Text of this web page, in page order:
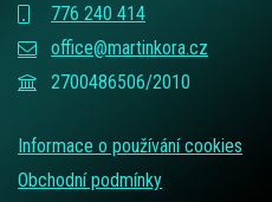
776 240 414
office@martinkora.cz
2700486506/2010
Informace o používání cookies
Obchodní podmínky